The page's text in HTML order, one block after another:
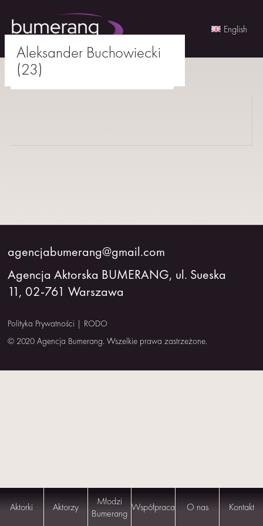
AKTORKI
WSPÓŁPRACA
O
NAS
Aktorki Aktorzy
Młodzi
Bumerang Współpraca O nas Kontakt
English
content
agencjabumerang@gmail.com
Aleksander Buchowiecki
(23)
agencjabumerang@gmail.com
Agencja Aktorska BUMERANG, ul. Sueska
11, 02-761 Warszawa
Polityka Prywatności | RODO
© 2020 Agencja Bumerang. Wszelkie prawa zastrzeżone.